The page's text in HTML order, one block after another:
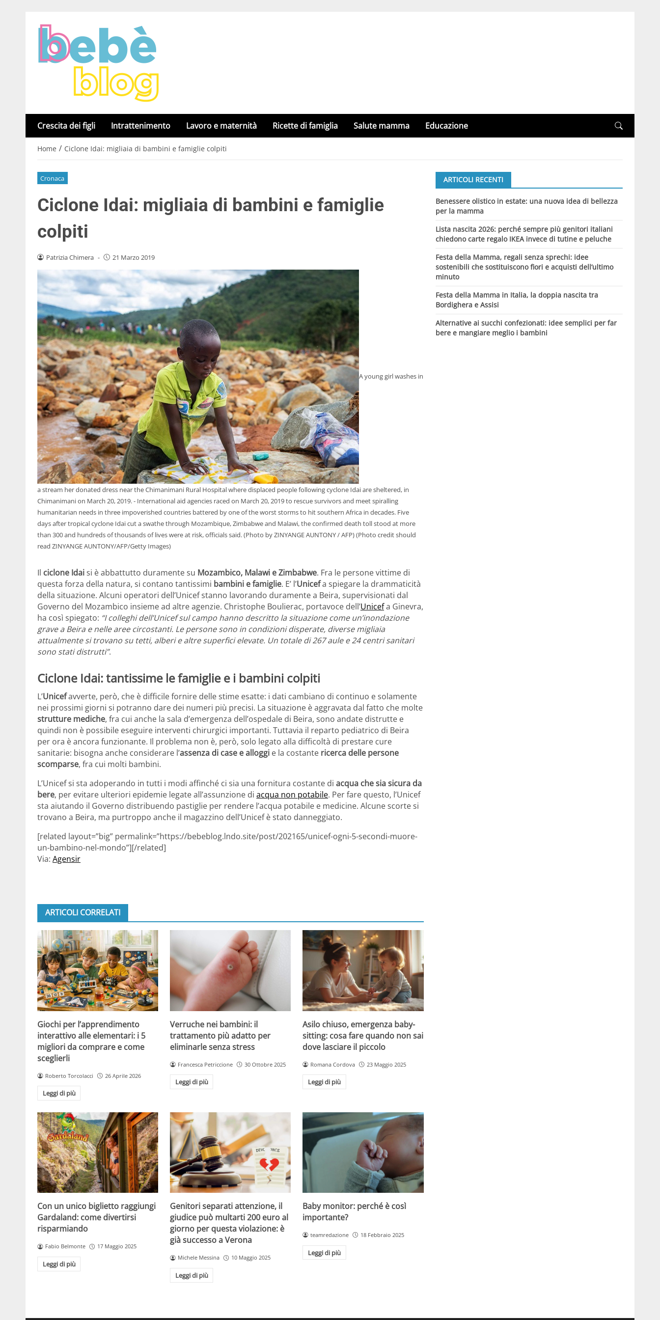
Crescita dei figli Intrattenimento Lavoro e maternità Ricette di famiglia Salute mamma Educazione
Home / Ciclone Idai: migliaia di bambini e famiglie colpiti
Cronaca
Ciclone Idai: migliaia di bambini e famiglie
colpiti
Patrizia Chimera - 21 Marzo 2019
A young girl washes in
a stream her donated dress near the Chimanimani Rural Hospital where displaced people following cyclone Idai are sheltered, in
Chimanimani on March 20, 2019. - International aid agencies raced on March 20, 2019 to rescue survivors and meet spiralling
humanitarian needs in three impoverished countries battered by one of the worst storms to hit southern Africa in decades. Five
days after tropical cyclone Idai cut a swathe through Mozambique, Zimbabwe and Malawi, the confirmed death toll stood at more
than 300 and hundreds of thousands of lives were at risk, officials said. (Photo by ZINYANGE AUNTONY / AFP) (Photo credit should
read ZINYANGE AUNTONY/AFP/Getty Images)
Il ciclone Idaisi è abbattutto duramente su Mozambico, Malawi e Zimbabwe. Fra le persone vittime di
questa forza della natura, si contano tantissimi bambini e famiglie. E’ l’Unicefa spiegare la drammaticità
della situazione. Alcuni operatori dell’Unicef stanno lavorando duramente a Beira, supervisionati dal
Governo del Mozambico insieme ad altre agenzie. Christophe Boulierac, portavoce dell’Unicefa Ginevra,
ha così spiegato: “I colleghi dell’Unicef sul campo hanno descritto la situazione come un’inondazione
grave a Beira e nelle aree circostanti. Le persone sono in condizioni disperate, diverse migliaia
attualmente si trovano su tetti, alberi e altre superfici elevate. Un totale di 267 aule e 24 centri sanitari
sono stati distrutti”.
Ciclone Idai: tantissime le famiglie e i bambini colpiti
L’Unicefavverte, però, che è difficile fornire delle stime esatte: i dati cambiano di continuo e solamente
nei prossimi giorni si potranno dare dei numeri più precisi. La situazione è aggravata dal fatto che molte
strutture mediche, fra cui anche la sala d’emergenza dell’ospedale di Beira, sono andate distrutte e
quindi non è possibile eseguire interventi chirurgici importanti. Tuttavia il reparto pediatrico di Beira
per ora è ancora funzionante. Il problema non è, però, solo legato alla difficoltà di prestare cure
sanitarie: bisogna anche considerare l’assenza di case e alloggi e la costante ricerca delle persone
scomparse, fra cui molti bambini.
L’Unicef si sta adoperando in tutti i modi affinché ci sia una fornitura costante di acqua che sia sicura da
bere, per evitare ulteriori epidemie legate all’assunzione di acqua non potabile. Per fare questo, l’Unicef
sta aiutando il Governo distribuendo pastiglie per rendere l’acqua potabile e medicine. Alcune scorte si
trovano a Beira, ma purtroppo anche il magazzino dell’Unicef è stato danneggiato.
[related layout=”big” permalink=”https://bebeblog.lndo.site/post/202165/unicef-ogni-5-secondi-muore-
un-bambino-nel-mondo”][/related]
Via: Agensir
ARTICOLI CORRELATI
Giochi per l’apprendimento
interattivo alle elementari: i 5
migliori da comprare e come
sceglierli
Roberto Torcolacci 26 Aprile 2026
Leggi di più
Verruche nei bambini: il
trattamento più adatto per
eliminarle senza stress
Francesca Petriccione 30 Ottobre 2025
Leggi di più
Asilo chiuso, emergenza baby-
sitting: cosa fare quando non sai
dove lasciare il piccolo
Romana Cordova 23 Maggio 2025
Leggi di più
Con un unico biglietto raggiungi
Gardaland: come divertirsi
risparmiando
Fabio Belmonte 17 Maggio 2025
Leggi di più
Genitori separati attenzione, il
giudice può multarti 200 euro al
giorno per questa violazione: è
già successo a Verona
Michele Messina 10 Maggio 2025
Leggi di più
Baby monitor: perché è così
importante?
teamredazione 18 Febbraio 2025
Leggi di più
ARTICOLI RECENTI
Benessere olistico in estate: una nuova idea di bellezza
per la mamma
Lista nascita 2026: perché sempre più genitori italiani
chiedono carte regalo IKEA invece di tutine e peluche
Festa della Mamma, regali senza sprechi: idee
sostenibili che sostituiscono fiori e acquisti dell’ultimo
minuto
Festa della Mamma in Italia, la doppia nascita tra
Bordighera e Assisi
Alternative ai succhi confezionati: idee semplici per far
bere e mangiare meglio i bambini